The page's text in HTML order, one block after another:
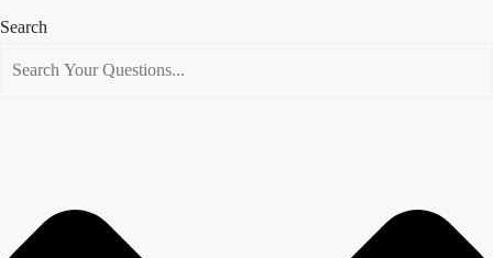
Search